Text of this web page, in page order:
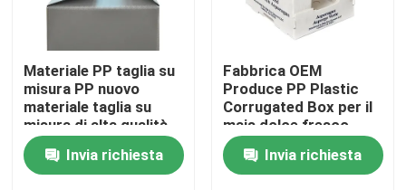
Materiale PP taglia su
misura PP nuovo
materiale taglia su
misura di alta qualità
Polipropilene pp
plastico ondulato di
favo d'api
Invia richiesta
Fabbrica OEM
Produce PP Plastic
Corrugated Box per il
mais dolce fresco
Broccoli Aubergine
Ginger BoxInvia richiesta